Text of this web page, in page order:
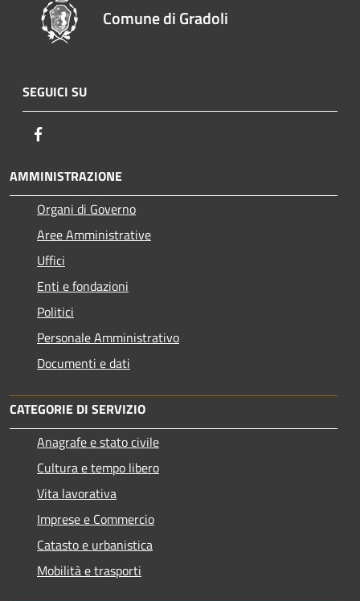
Comune di Gradoli
SEGUICI SU
AMMINISTRAZIONE
Organi di Governo
Aree Amministrative
Uffici
Enti e fondazioni
Politici
Personale Amministrativo
Documenti e dati
CATEGORIE DI SERVIZIO
Anagrafe e stato civile
Cultura e tempo libero
Vita lavorativa
Imprese e Commercio
Catasto e urbanistica
Mobilità e trasporti